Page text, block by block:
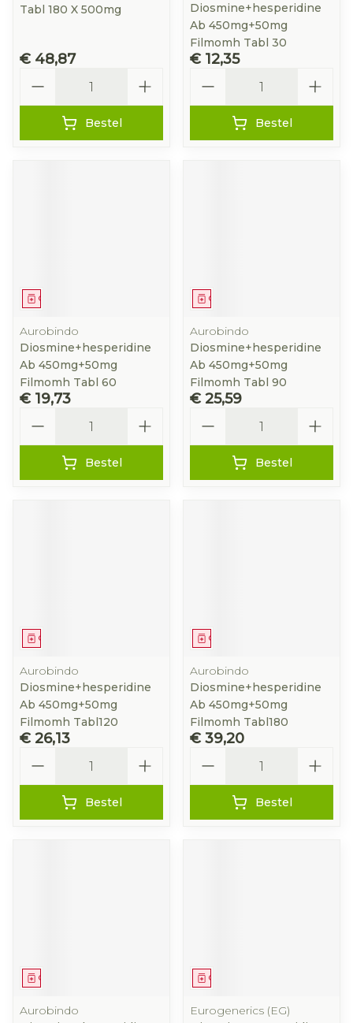
Tabl 180 X 500mg
€ 48,87
Bestel
Diosmine+hesperidine
Ab 450mg+50mg
Filmomh Tabl 30
€ 12,35
Bestel
Geneesmiddel
Aurobindo
Diosmine+hesperidine
Ab 450mg+50mg
Filmomh Tabl 60
€ 19,73
Bestel
Geneesmiddel
Aurobindo
Diosmine+hesperidine
Ab 450mg+50mg
Filmomh Tabl 90
€ 25,59
Bestel
Geneesmiddel
Aurobindo
Diosmine+hesperidine
Ab 450mg+50mg
Filmomh Tabl120
€ 26,13
Bestel
Geneesmiddel
Aurobindo
Diosmine+hesperidine
Ab 450mg+50mg
Filmomh Tabl180
€ 39,20
Bestel
Geneesmiddel
Aurobindo
Geneesmiddel
Eurogenerics (EG)